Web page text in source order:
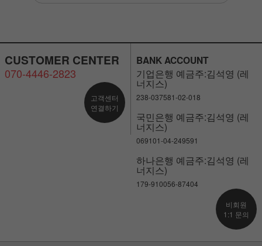
CUSTOMER CENTER
070-4446-2823
고객센터
연결하기
BANK ACCOUNT
기업은행 예금주:김석영 (레
너지스)
238-037581-02-018
국민은행 예금주:김석영 (레
너지스)
069101-04-249591
하나은행 예금주:김석영 (레
너지스)
179-910056-87404
비회원
1:1 문의